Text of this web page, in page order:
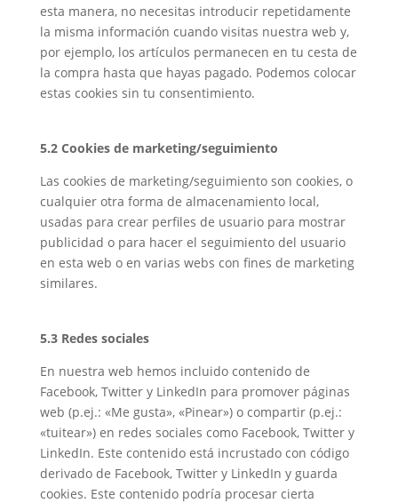
esta manera, no necesitas introducir repetidamente
la misma información cuando visitas nuestra web y,
por ejemplo, los artículos permanecen en tu cesta de
la compra hasta que hayas pagado. Podemos colocar
estas cookies sin tu consentimiento.
5.2 Cookies de marketing/seguimiento
Las cookies de marketing/seguimiento son cookies, o
cualquier otra forma de almacenamiento local,
usadas para crear perfiles de usuario para mostrar
publicidad o para hacer el seguimiento del usuario
en esta web o en varias webs con fines de marketing
similares.
5.3 Redes sociales
En nuestra web hemos incluido contenido de
Facebook, Twitter y LinkedIn para promover páginas
web (p.ej.: «Me gusta», «Pinear») o compartir (p.ej.:
«tuitear») en redes sociales como Facebook, Twitter y
LinkedIn. Este contenido está incrustado con código
derivado de Facebook, Twitter y LinkedIn y guarda
cookies. Este contenido podría procesar cierta